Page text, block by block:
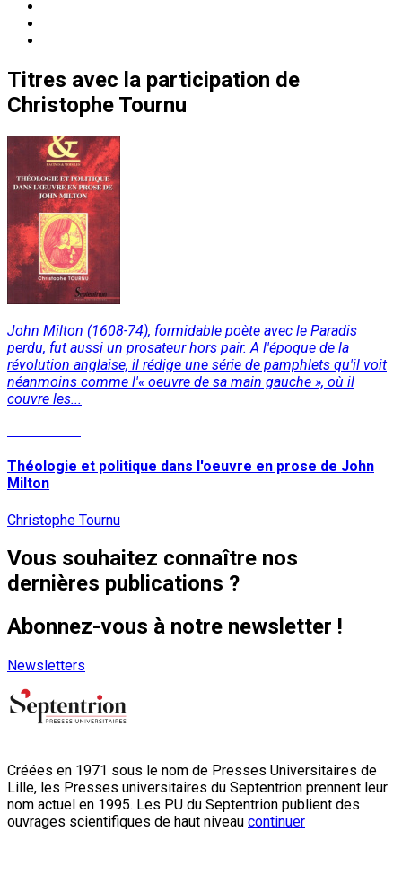
Titres avec la participation de
Christophe Tournu
John Milton (1608-74), formidable poète avec le Paradis
perdu, fut aussi un prosateur hors pair. A l'époque de la
révolution anglaise, il rédige une série de pamphlets qu'il voit
néanmoins comme l'« oeuvre de sa main gauche », où il
couvre les...
Théologie et politique dans l'oeuvre en prose de John
Milton
Christophe Tournu
Vous souhaitez connaître nos
dernières publications ?
Abonnez-vous à notre newsletter !
Newsletters
Créées en 1971 sous le nom de Presses Universitaires de
Lille, les Presses universitaires du Septentrion prennent leur
nom actuel en 1995. Les PU du Septentrion publient des
ouvrages scientifiques de haut niveau continuer